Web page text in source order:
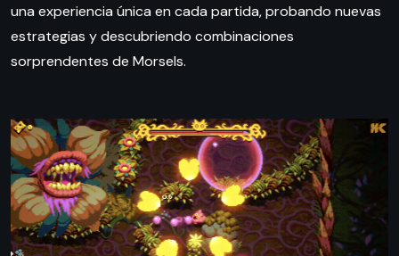
una experiencia única en cada partida, probando nuevas
estrategias y descubriendo combinaciones
sorprendentes de Morsels.